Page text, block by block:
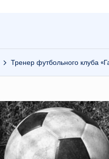
Тренер футбольного клуба